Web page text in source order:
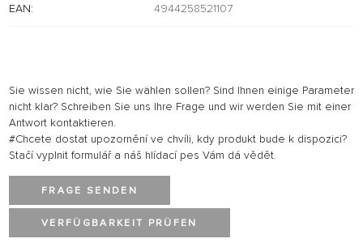
EAN: 4944258521107
Sie wissen nicht, wie Sie wählen sollen? Sind Ihnen einige Parameter
nicht klar? Schreiben Sie uns Ihre Frage und wir werden Sie mit einer
Antwort kontaktieren.
#Chcete dostat upozornění ve chvíli, kdy produkt bude k dispozici?
Stačí vyplnit formulář a náš hlídací pes Vám dá vědět.
FRAGE SENDEN
VERFÜGBARKEIT PRÜFEN